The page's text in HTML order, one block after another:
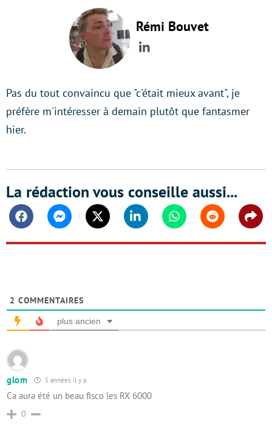
Rémi Bouvet
LinkedIn
Pas du tout convaincu que "c'était mieux avant", je
préfère m'intéresser à demain plutôt que fantasmer
hier.
La rédaction vous conseille aussi...
FacebookMessengerTwitter Linkedin WhatsappReddit
2 COMMENTAIRES
plus ancien
glom 5 années il y a
Ca aura été un beau fisco les RX 6000
0